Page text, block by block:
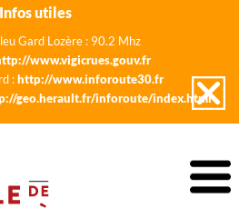
Infos utiles
Gard Lozère : 90.2 Mhz
www.vigicrues.gouv.fr
:http://www.inforoute30.fr
geo.herault.fr/inforoute/index.html